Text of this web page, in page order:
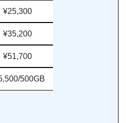
¥25,300
¥35,200
¥51,700
500GB